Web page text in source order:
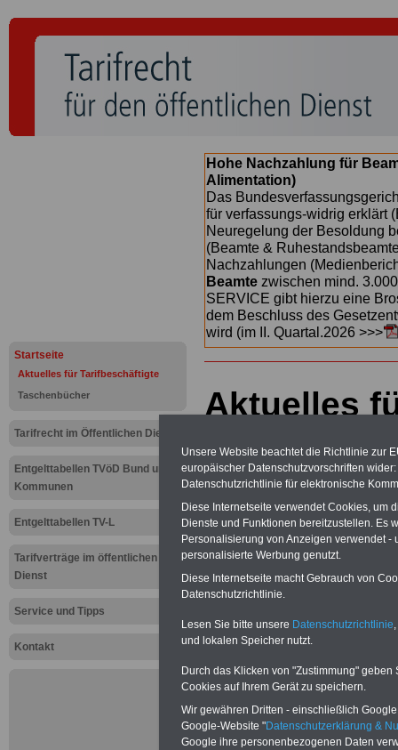
Startseite
Aktuelles für Tarifbeschäftigte
Taschenbücher
Tarifrecht im Öffentlichen Dienst
Entgelttabellen TVöD Bund und
Kommunen
Entgelttabellen TV-L
Tarifverträge im öffentlichen
Dienst
Service und Tipps
Kontakt
Hohe Nachzahlung für
Alimentation)
Das
für verfassungs-widrig erklärt
Neuregelung der Besoldung
(Beamte &
Nachzahlungen
Beamte zwischen mind.
SERVICE gibt hierzu eine
dem Beschluss des
wird (im II. Quartal.2026 >>>
Aktuelles
Heesen:
Forderung
Vorschlag
20.12.2010
Neu aufgelegt: Oktober
Unsere Website beachtet die Richtlinie zur
europäischer Datenschutzvorschriften
Datenschutzrichtlinie für elektronische
Diese Internetseite verwendet Cookies, um
Dienste und Funktionen bereitzustellen. Es
Personalisierung von Anzeigen verwendet
personalisierte Werbung genutzt.
Diese Internetseite macht Gebrauch von
Datenschutzrichtlinie.
Lesen Sie bitte unsere Datenschutzrichtlinie
und lokalen Speicher nutzt.
Durch das Klicken von "Zustimmung"
Cookies auf Ihrem Gerät zu speichern.
Wir gewähren Dritten - einschließlich
Google-Website "Datenschutzerklärung &
Google ihre personenbezogenen Daten